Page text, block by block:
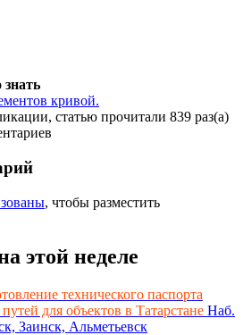
кривой.
статью прочитали 839 раз(а)
, чтобы разместить
этой неделе
технического паспорта
для объектов в Татарстане Наб.
Заинск, Альметьевск